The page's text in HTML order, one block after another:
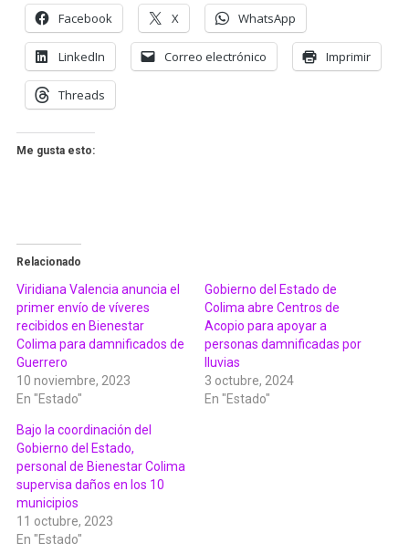
Facebook X WhatsApp
LinkedIn Correo electrónico Imprimir
Threads
Me gusta esto:
Relacionado
Viridiana Valencia anuncia el
primer envío de víveres
recibidos en Bienestar
Colima para damnificados de
Guerrero
10 noviembre, 2023
En "Estado"
Gobierno del Estado de
Colima abre Centros de
Acopio para apoyar a
personas damnificadas por
lluvias
3 octubre, 2024
En "Estado"
Bajo la coordinación del
Gobierno del Estado,
personal de Bienestar Colima
supervisa daños en los 10
municipios
11 octubre, 2023
En "Estado"